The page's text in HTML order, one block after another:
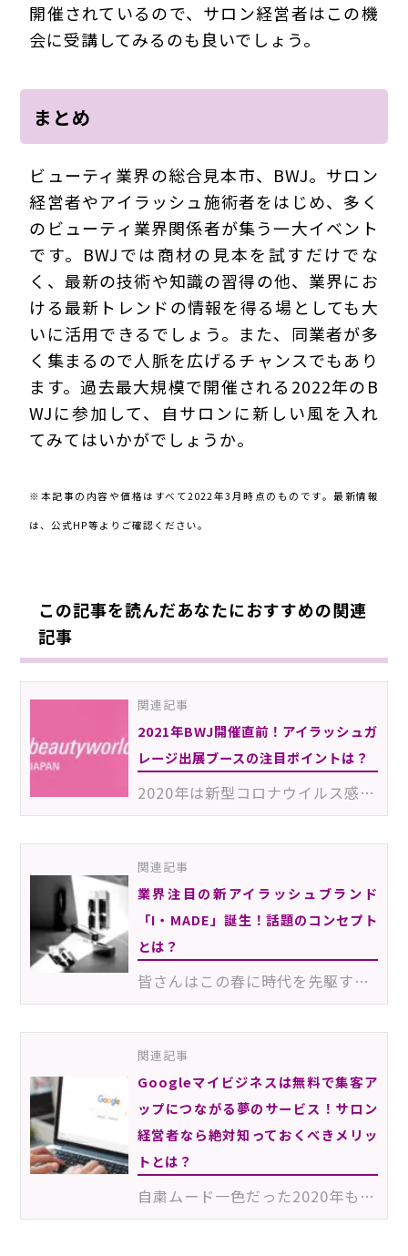
開催されているので、サロン経営者はこの機
会に受講してみるのも良いでしょう。
まとめ
ビューティ業界の総合見本市、BWJ。サロン
経営者やアイラッシュ施術者をはじめ、多く
のビューティ業界関係者が集う一大イベント
です。BWJでは商材の見本を試すだけでな
く、最新の技術や知識の習得の他、業界にお
ける最新トレンドの情報を得る場としても大
いに活用できるでしょう。また、同業者が多
く集まるので人脈を広げるチャンスでもあり
ます。過去最大規模で開催される2022年のB
WJに参加して、自サロンに新しい風を入れ
てみてはいかがでしょうか。
※本記事の内容や価格はすべて2022年3月時点のものです。最新情報
は、公式HP等よりご確認ください。
この記事を読んだあなたにおすすめの関連
記事
関連記事
2021年BWJ開催直前！アイラッシュガ
レージ出展ブースの注目ポイントは？
2020年は新型コロナウイルス感染症の影響で中止を余儀なくされた「beautyworld JAPAN 2021（ビューティー…
関連記事
業界注目の新アイラッシュブランド
「I・MADE」誕生！話題のコンセプト
とは？
皆さんはこの春に時代を先駆する新アイラッシュブランド「I・MADE（アイメイド）」が誕生したことをご存知…
関連記事
Googleマイビジネスは無料で集客ア
ップにつながる夢のサービス！サロン
経営者なら絶対知っておくべきメリッ
トとは？
自粛ムード一色だった2020年もいよいよ年末。今年は、新規顧客はおろかリピーター客も減り、集客に苦労し…